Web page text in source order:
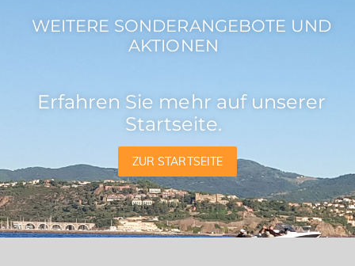
WEITERE SONDERANGEBOTE UND
AKTIONEN
Erfahren Sie mehr auf unserer
Startseite.
ZUR STARTSEITE